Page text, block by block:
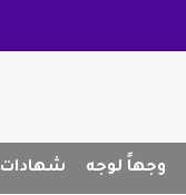
وجهاً لوجه شهادات